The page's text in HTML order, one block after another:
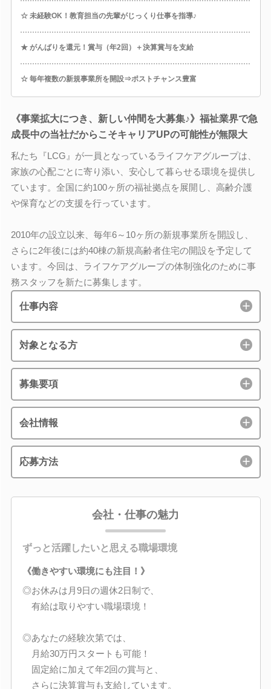
☆ 未経験OK！教育担当の先輩がじっくり仕事を指導♪
★ がんばりを還元！賞与（年2回）＋決算賞与を支給
☆ 毎年複数の新規事業所を開設⇒ポストチャンス豊富
《事業拡大につき、新しい仲間を大募集♪》福祉業界で急
成長中の当社だからこそキャリアUPの可能性が無限大
私たち『LCG』が一員となっているライフケアグループは、
家族の心配ごとに寄り添い、安心して暮らせる環境を提供し
ています。全国に約100ヶ所の福祉拠点を展開し、高齢介護
や保育などの支援を行っています。
2010年の設立以来、毎年6～10ヶ所の新規事業所を開設し、
さらに2年後には約40棟の新規高齢者住宅の開設を予定して
います。今回は、ライフケアグループの体制強化のために事
務スタッフを新たに募集します。
仕事内容
対象となる方
募集要項
会社情報
応募方法
会社・仕事の魅力
ずっと活躍したいと思える職場環境
《働きやすい環境にも注目！》
◎お休みは月9日の週休2日制で、
有給は取りやすい職場環境！
◎あなたの経験次第では、
月給30万円スタートも可能！
固定給に加えて年2回の賞与と、
さらに決算賞与も支給しています。